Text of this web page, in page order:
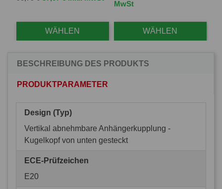
WÄHLEN
MwSt
WÄHLEN
BESCHREIBUNG DES PRODUKTS
PRODUKTPARAMETER
Design (Typ)
Vertikal abnehmbare Anhängerkupplung -
Kugelkopf von unten gesteckt
ECE-Prüfzeichen
E20